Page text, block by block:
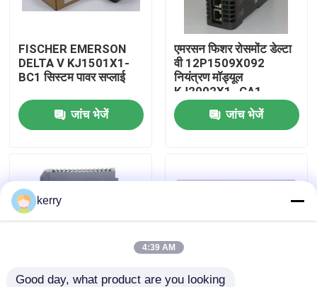
हमारे बारे में
कारखाना भ्रमण
गुणवत्ता नियंत्रण
ब्लॉग
एबीबी 800xa
FISCHER EMERSON
DELTA V KJ1501X1-
BC1 सिस्टम पावर सप्लाई
जांच भेजें
एमरसन फिशर रोसमोंट डेल्टा
वी 12P1509X092
नियंत्रण मॉड्यूल
KJ2002X1- CA1
जांच भेजें
kerry
4:39 AM
Good day, what product are you looking